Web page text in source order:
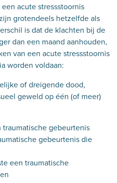
acute stressstoornis
grotendeels hetzelfde als
is dat de klachten bij de
dan een maand aanhouden,
van een acute stressstoornis
worden voldaan:
of dreigende dood,
geweld op één (of meer)
gebeurtenis
gebeurtenis die
een traumatische